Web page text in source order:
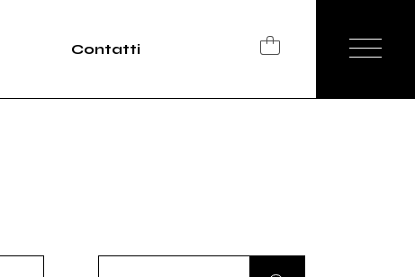
Contatti
Search